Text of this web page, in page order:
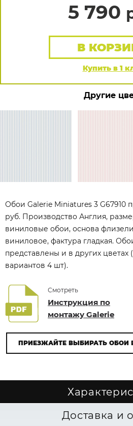
5 790
Купить в 1
В
Другие
Обои Galerie Miniatures 3 G67910
руб. Производство Англия,
виниловые обои, основа
виниловое, фактура гладкая.
представлены и в других цветах
вариантов 4 шт).
Смотреть
Инструкция по
монтажу Galerie
ПРИЕЗЖАЙТЕ ВЫБИРАТЬ
Доставка и